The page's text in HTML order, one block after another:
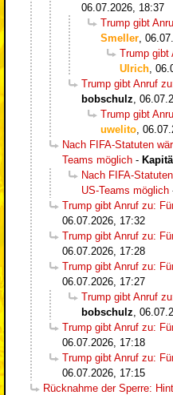
06.07.2026, 18:37
Trump gibt
Smeller
Trump gibt
Ulrich
Trump gibt Anruf
bobschulz
Trump gibt
uwelito
Nach FIFA-Statuten
Teams möglich -
Nach FIFA-
US-Teams möglich
Trump gibt Anruf zu:
06.07.2026, 17:32
Trump gibt Anruf zu:
06.07.2026, 17:28
Trump gibt Anruf zu:
06.07.2026, 17:27
Trump gibt Anruf
bobschulz
Trump gibt Anruf zu:
06.07.2026, 17:18
Trump gibt Anruf zu:
06.07.2026, 17:15
Rücknahme der Sperre: